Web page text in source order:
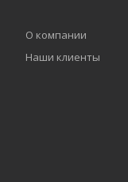
О компании
Наши клиенты